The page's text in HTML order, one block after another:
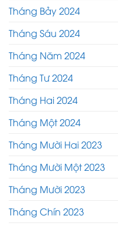
Tháng Bảy 2024
Tháng Sáu 2024
Tháng Năm 2024
Tháng Tư 2024
Tháng Hai 2024
Tháng Một 2024
Tháng Mười Hai 2023
Tháng Mười Một 2023
Tháng Mười 2023
Tháng Chín 2023